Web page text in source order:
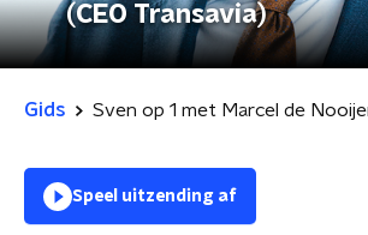
(CEO Transavia)
Gids Sven op 1 met Marcel de
Speel uitzending af